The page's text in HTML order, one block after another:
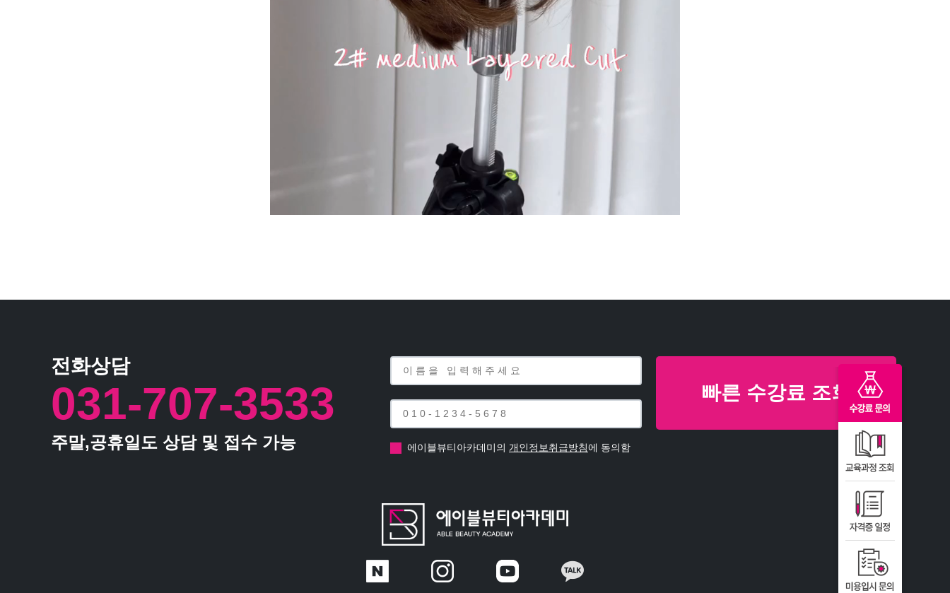
전화상담
031-707-3533
주말,공휴일도 상담 및 접수 가능 에이블뷰티아카데미의 개인정보취급방침에 동의함
빠른 수강료 조회